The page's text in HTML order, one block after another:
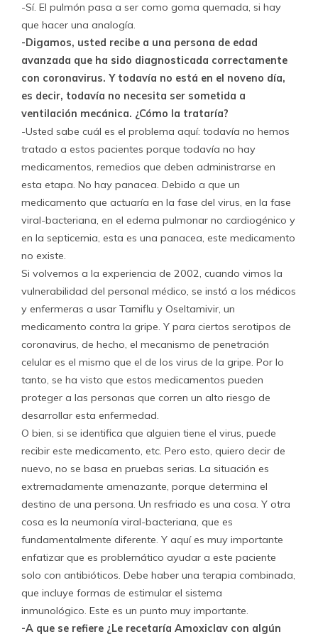
-Sí. El pulmón pasa a ser como goma quemada, si hay
que hacer una analogía.
-Digamos, usted recibe a una persona de edad
avanzada que ha sido diagnosticada correctamente
con coronavirus. Y todavía no está en el noveno día,
es decir, todavía no necesita ser sometida a
ventilación mecánica. ¿Cómo la trataría?
-Usted sabe cuál es el problema aquí: todavía no hemos
tratado a estos pacientes porque todavía no hay
medicamentos, remedios que deben administrarse en
esta etapa. No hay panacea. Debido a que un
medicamento que actuaría en la fase del virus, en la fase
viral-bacteriana, en el edema pulmonar no cardiogénico y
en la septicemia, esta es una panacea, este medicamento
no existe.
Si volvemos a la experiencia de 2002, cuando vimos la
vulnerabilidad del personal médico, se instó a los médicos
y enfermeras a usar Tamiflu y Oseltamivir, un
medicamento contra la gripe. Y para ciertos serotipos de
coronavirus, de hecho, el mecanismo de penetración
celular es el mismo que el de los virus de la gripe. Por lo
tanto, se ha visto que estos medicamentos pueden
proteger a las personas que corren un alto riesgo de
desarrollar esta enfermedad.
O bien, si se identifica que alguien tiene el virus, puede
recibir este medicamento, etc. Pero esto, quiero decir de
nuevo, no se basa en pruebas serias. La situación es
extremadamente amenazante, porque determina el
destino de una persona. Un resfriado es una cosa. Y otra
cosa es la neumonía viral-bacteriana, que es
fundamentalmente diferente. Y aquí es muy importante
enfatizar que es problemático ayudar a este paciente
solo con antibióticos. Debe haber una terapia combinada,
que incluye formas de estimular el sistema
inmunológico. Este es un punto muy importante.
-A que se refiere ¿Le recetaría Amoxiclav con algún